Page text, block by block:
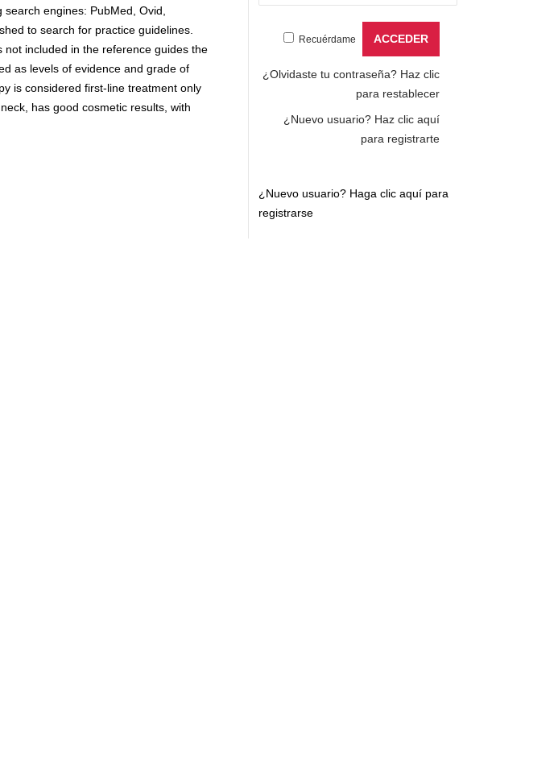
engines: PubMed, Ovid,
to search for practice guidelines.
included in the reference guides the
as levels of evidence and grade of
is considered first-line treatment only
has good cosmetic results, with
Recuérdame
¿Olvidaste tu contraseña? Haz clic
para restablecer
¿Nuevo usuario? Haz clic aquí
para registrarte
¿Nuevo usuario? Haga clic aquí para
registrarse